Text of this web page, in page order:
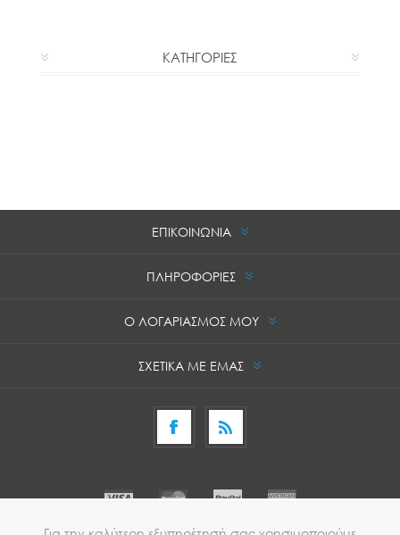
ΚΑΤΗΓΟΡΙΕΣ
ΕΠΙΚΟΙΝΩΝΙΑ
ΠΛΗΡΟΦΟΡΙΕΣ
Ο ΛΟΓΑΡΙΑΣΜΟΣ ΜΟΥ
ΣΧΕΤΙΚΑ ΜΕ ΕΜΑΣ